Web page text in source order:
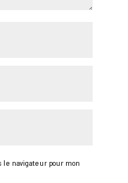
navigateur pour mon